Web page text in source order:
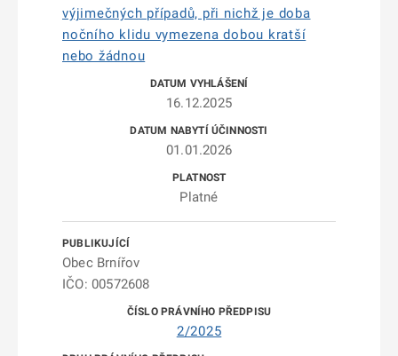
výjimečných případů, při nichž je doba
nočního klidu vymezena dobou kratší
nebo žádnou
16.12.2025
01.01.2026
Platné
Obec Brnířov
IČO: 00572608
2/2025